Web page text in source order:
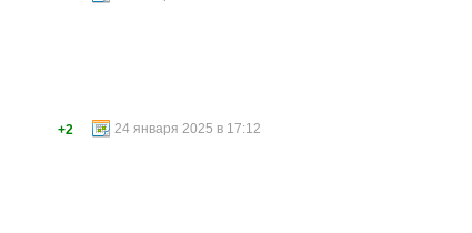
24 января 2025 в 17:12
+2